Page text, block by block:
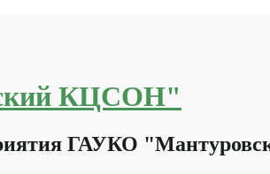
КЦСОН"
ГАУКО